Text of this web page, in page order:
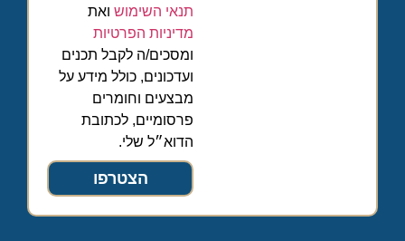
תנאי השימוש ואת
מדיניות הפרטיות
ומסכים/ה לקבל תכנים
ועדכונים, כולל מידע על
מבצעים וחומרים
פרסומיים, לכתובת
הדוא״ל שלי.
הצטרפו